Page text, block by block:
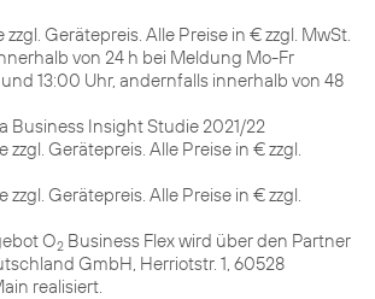
zzgl. Gerätepreis. Alle Preise in € zzgl. MwSt.
von 24 h bei Meldung Mo-Fr
13:00 Uhr, andernfalls innerhalb von 48
Business Insight Studie 2021/22
zzgl. Gerätepreis. Alle Preise in € zzgl.
zzgl. Gerätepreis. Alle Preise in € zzgl.
O2 Business Flex wird über den Partner
GmbH, Herriotstr. 1, 60528
realisiert.